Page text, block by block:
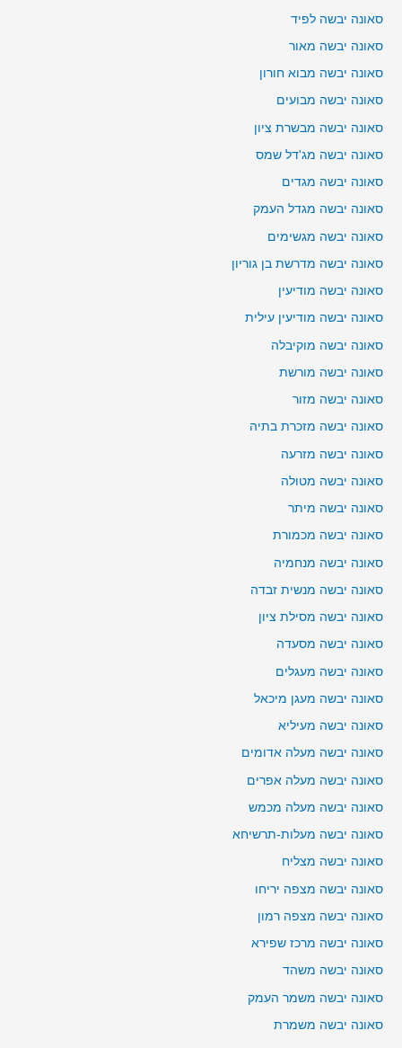
סאונה יבשה לפיד
סאונה יבשה מאור
סאונה יבשה מבוא חורון
סאונה יבשה מבועים
סאונה יבשה מבשרת ציון
סאונה יבשה מג'דל שמס
סאונה יבשה מגדים
סאונה יבשה מגדל העמק
סאונה יבשה מגשימים
סאונה יבשה מדרשת בן גוריון
סאונה יבשה מודיעין
סאונה יבשה מודיעין עילית
סאונה יבשה מוקיבלה
סאונה יבשה מורשת
סאונה יבשה מזור
סאונה יבשה מזכרת בתיה
סאונה יבשה מזרעה
סאונה יבשה מטולה
סאונה יבשה מיתר
סאונה יבשה מכמורת
סאונה יבשה מנחמיה
סאונה יבשה מנשית זבדה
סאונה יבשה מסילת ציון
סאונה יבשה מסעדה
סאונה יבשה מעגלים
סאונה יבשה מעגן מיכאל
סאונה יבשה מעיליא
סאונה יבשה מעלה אדומים
סאונה יבשה מעלה אפרים
סאונה יבשה מעלה מכמש
סאונה יבשה מעלות-תרשיחא
סאונה יבשה מצליח
סאונה יבשה מצפה יריחו
סאונה יבשה מצפה רמון
סאונה יבשה מרכז שפירא
סאונה יבשה משהד
סאונה יבשה משמר העמק
סאונה יבשה משמרת